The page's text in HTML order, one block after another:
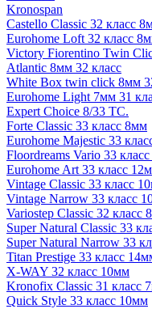
Kronospan
Castello Classic 32 класс
Eurohome Loft 32 класс
Victory Fiorentino Twin
Atlantic 8мм 32 класс
White Box twin click 8мм
Eurohome Light 7мм 31
Expert Choice 8/33 TC.
Forte Classic 33 класс 8мм
Eurohome Majestic 33
Floordreams Vario 33
Eurohome Art 33 класс
Vintage Classic 33 класс
Vintage Narrow 33 класс
Variostep Classic 32 класс
Super Natural Classic 33
Super Natural Narrow 33
Titan Prestige 33 класс
X-WAY 32 класс 10мм
Kronofix Classic 31 класс
Quick Style 33 класс 10мм